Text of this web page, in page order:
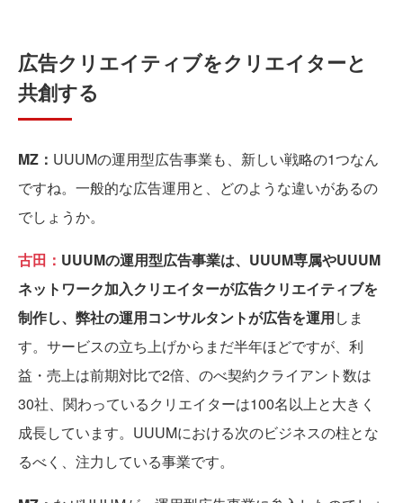
広告クリエイティブをクリエイターと
共創する
MZ： UUUMの運用型広告事業も、新しい戦略の1つなん
ですね。一般的な広告運用と、どのような違いがあるの
でしょうか。
古田： UUUMの運用型広告事業は、UUUM専属やUUUM
ネットワーク加入クリエイターが広告クリエイティブを
制作し、弊社の運用コンサルタントが広告を運用しま
す。サービスの立ち上げからまだ半年ほどですが、利
益・売上は前期対比で2倍、のべ契約クライアント数は
30社、関わっているクリエイターは100名以上と大きく
成長しています。UUUMにおける次のビジネスの柱とな
るべく、注力している事業です。